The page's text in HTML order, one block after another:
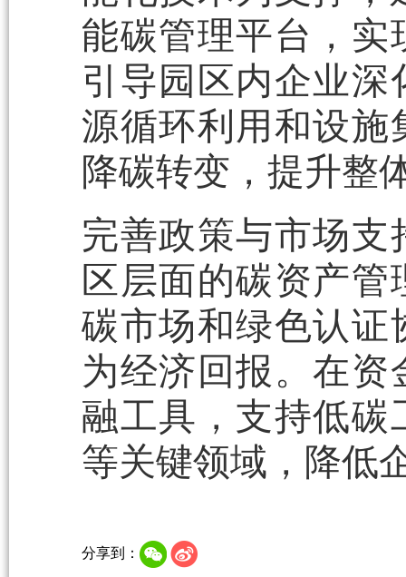
能碳管理平台，实
引导园区内企业
源循环利用和设施
降碳转变，提升整
完善政策与市场
区层面的碳资产
碳市场和绿色认证
为经济回报。在
融工具，支持低碳
等关键领域，降低
分享到：